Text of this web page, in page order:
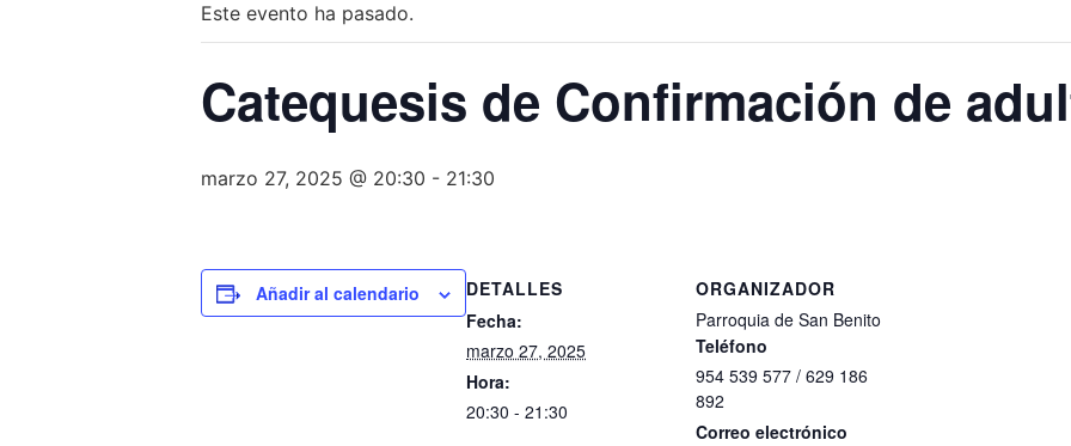
Este evento ha pasado.
Catequesis de Confirmación de
marzo 27, 2025 @ 20:30 - 21:30
Añadir al calendario
DETALLES
Fecha:
marzo 27, 2025
Hora:
20:30 - 21:30
ORGANIZADOR
Parroquia de San Benito
Teléfono
954 539 577 / 629 186
892
Correo electrónico